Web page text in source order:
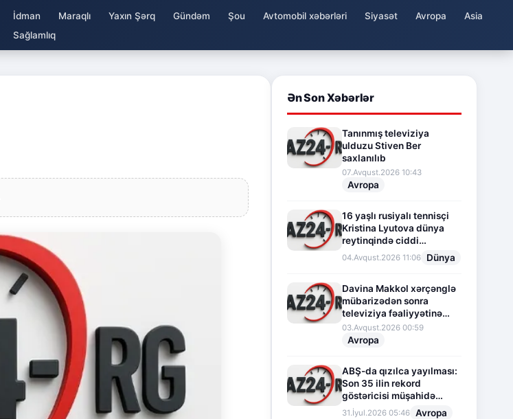
İdman Maraqlı Yaxın Şərq Gündəm Şou Avtomobil xəbərləri Siyasət Avropa
Asia
Sağlamlıq
Ən Son Xəbərlər
Tanınmış televiziya
ulduzu Stiven Ber
saxlanılıb
07.Avqust.2026 10:43
Avropa
16 yaşlı rusiyalı tennisçi
Kristina Lyutova dünya
reytinqində ciddi
irəliləyişə imza atdı
04.Avqust.2026 11:06 Dünya
Davina Makkol xərçənglə
mübarizədən sonra
televiziya fəaliyyətinə
fasilə verir
03.Avqust.2026 00:59
Avropa
ABŞ-da qızılca yayılması:
Son 35 ilin rekord
göstəricisi müşahidə
olunur
31.İyul.2026 05:46 Avropa